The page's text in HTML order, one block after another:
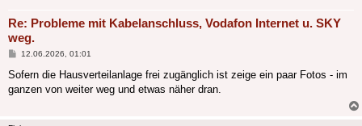
Re: Probleme mit Kabelanschluss, Vodafon Internet u. SKY
weg.
Beitrag
12.06.2026, 01:01
Sofern die Hausverteilanlage frei zugänglich ist zeige ein paar Fotos - im
ganzen von weiter weg und etwas näher dran.